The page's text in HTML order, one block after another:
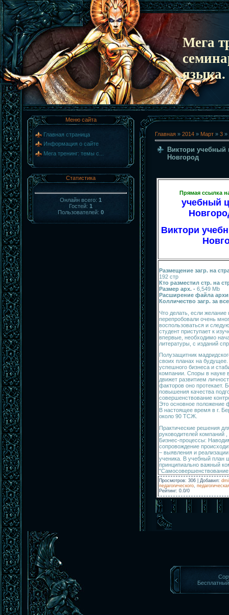
Мега
языка.
Меню сайта
Главная страница
Информация о сайте
Мега тренинг: темы с...
Статистика
Онлайн всего: 1
Гостей: 1
Пользователей: 0
Главная » 2014 » Март » 3 »
Виктори учебный
Новгород
Прямая ссылка
учебный
Виктори
Размещение загр. на
192 стр
Кто разместил стр. на
Размер арх. - 6,549 Mb
Расширение файла
Колличество загр. за
Что делать, если
перепробовали очень
воспользоваться и
студент приступает к
впервые, необходимо
литературы, с изданий
Полузащитник
своих планах на
успешного бизнеса и
компании. Споры в науке
движет развитием
факторов оно протекает.
повышения качества
совершенствование
Это основное положение
В настоящее время в г.
около 90 ТСЖ.
Практические решения
руководителей компаний
Бизнес-процессы:
сопровождение
– выявления и
ученика. В учебный план
принципиально важный
"Самосовершенствование
Просмотров: 306 Добавил:
педагогического
Рейтинг: 0.0/0